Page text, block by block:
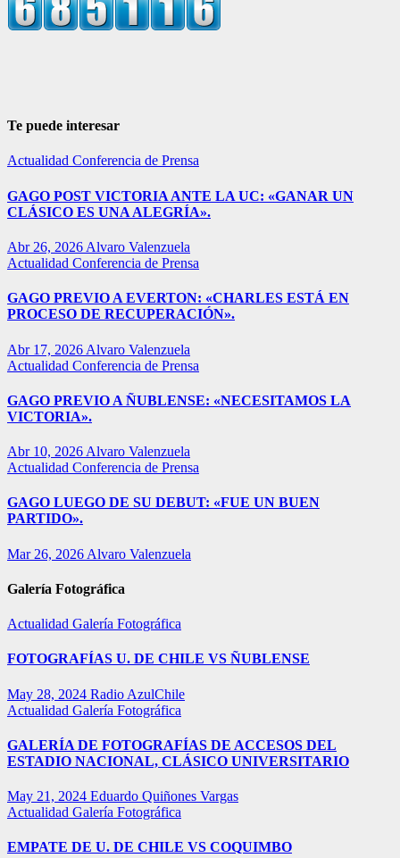
Te puede interesar
Actualidad Conferencia de Prensa
GAGO POST VICTORIA ANTE LA UC: «GANAR UN
CLÁSICO ES UNA ALEGRÍA».
Abr 26, 2026 Alvaro Valenzuela
Actualidad Conferencia de Prensa
GAGO PREVIO A EVERTON: «CHARLES ESTÁ EN
PROCESO DE RECUPERACIÓN».
Abr 17, 2026 Alvaro Valenzuela
Actualidad Conferencia de Prensa
GAGO PREVIO A ÑUBLENSE: «NECESITAMOS LA
VICTORIA».
Abr 10, 2026 Alvaro Valenzuela
Actualidad Conferencia de Prensa
GAGO LUEGO DE SU DEBUT: «FUE UN BUEN
PARTIDO».
Mar 26, 2026 Alvaro Valenzuela
Galería Fotográfica
Actualidad Galería Fotográfica
FOTOGRAFÍAS U. DE CHILE VS ÑUBLENSE
May 28, 2024 Radio AzulChile
Actualidad Galería Fotográfica
GALERÍA DE FOTOGRAFÍAS DE ACCESOS DEL
ESTADIO NACIONAL, CLÁSICO UNIVERSITARIO
May 21, 2024 Eduardo Quiñones Vargas
Actualidad Galería Fotográfica
EMPATE DE U. DE CHILE VS COQUIMBO